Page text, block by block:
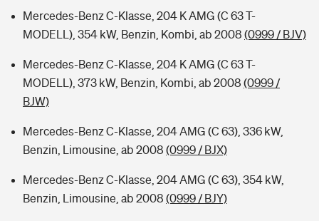
Mercedes-Benz C-Klasse, 204 K AMG (C 63 T-
MODELL), 354 kW, Benzin, Kombi, ab 2008 (0999 / BJV)
Mercedes-Benz C-Klasse, 204 K AMG (C 63 T-
MODELL), 373 kW, Benzin, Kombi, ab 2008 (0999 /
BJW)
Mercedes-Benz C-Klasse, 204 AMG (C 63), 336 kW,
Benzin, Limousine, ab 2008 (0999 / BJX)
Mercedes-Benz C-Klasse, 204 AMG (C 63), 354 kW,
Benzin, Limousine, ab 2008 (0999 / BJY)